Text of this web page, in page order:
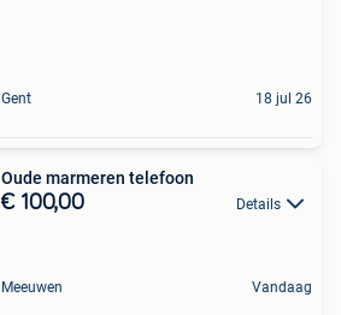
Gent 18 jul 26
Oude marmeren telefoon
€ 100,00 Details
Meeuwen Vandaag